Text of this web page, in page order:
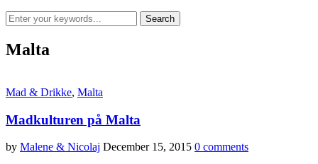
Malta
Mad & Drikke, Malta
Madkulturen på Malta
by Malene & Nicolaj December 15, 2015 0 comments